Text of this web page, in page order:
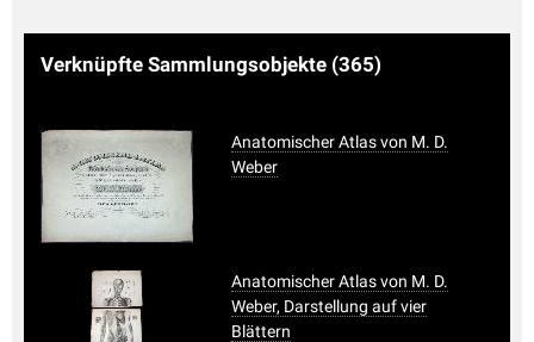
Verknüpfte Sammlungsobjekte (365)
Anatomischer Atlas von M. D.
Weber
Anatomischer Atlas von M. D.
Weber, Darstellung auf vier
Blättern